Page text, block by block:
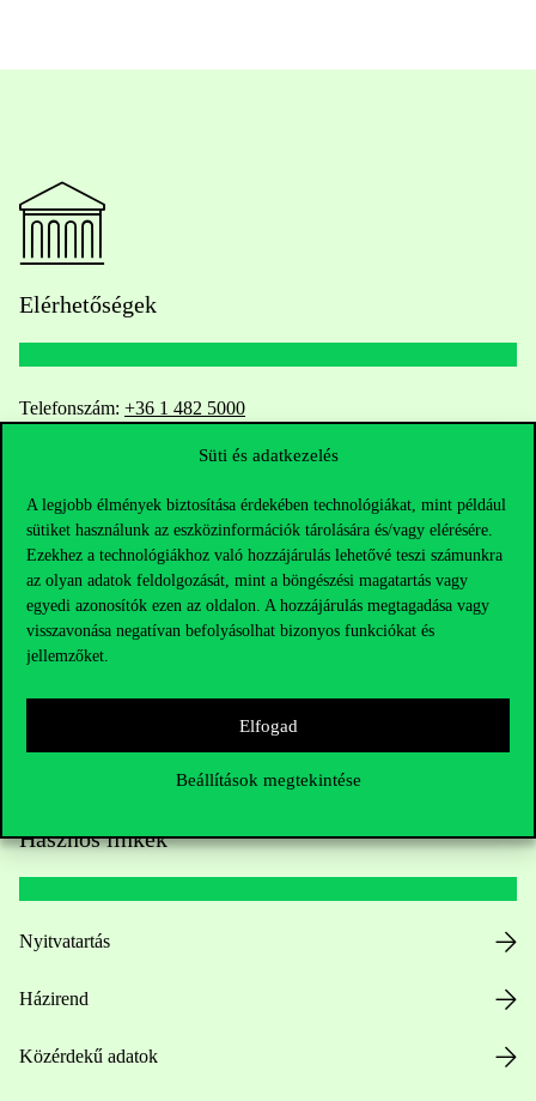
Süti és adatkezelés
A legjobb élmények biztosítása érdekében technológiákat, mint például
sütiket használunk az eszközinformációk tárolására és/vagy elérésére.
Ezekhez a technológiákhoz való hozzájárulás lehetővé teszi számunkra
az olyan adatok feldolgozását, mint a böngészési magatartás vagy
egyedi azonosítók ezen az oldalon. A hozzájárulás megtagadása vagy
visszavonása negatívan befolyásolhat bizonyos funkciókat és
jellemzőket.
Elfogad
Beállítások megtekintése
Elérhetőségek
Telefonszám: +36 1 482 5000
Kérdésed van a felvételivel kapcsolatban?
Oktatói elérhetőségek
HUB jelenlegi hallgatóinknak
Sajtó:press@uni-corvinus.hu
Hasznos linkek
Nyitvatartás
Házirend
Közérdekű adatok